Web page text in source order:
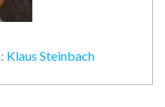
Klaus Steinbach